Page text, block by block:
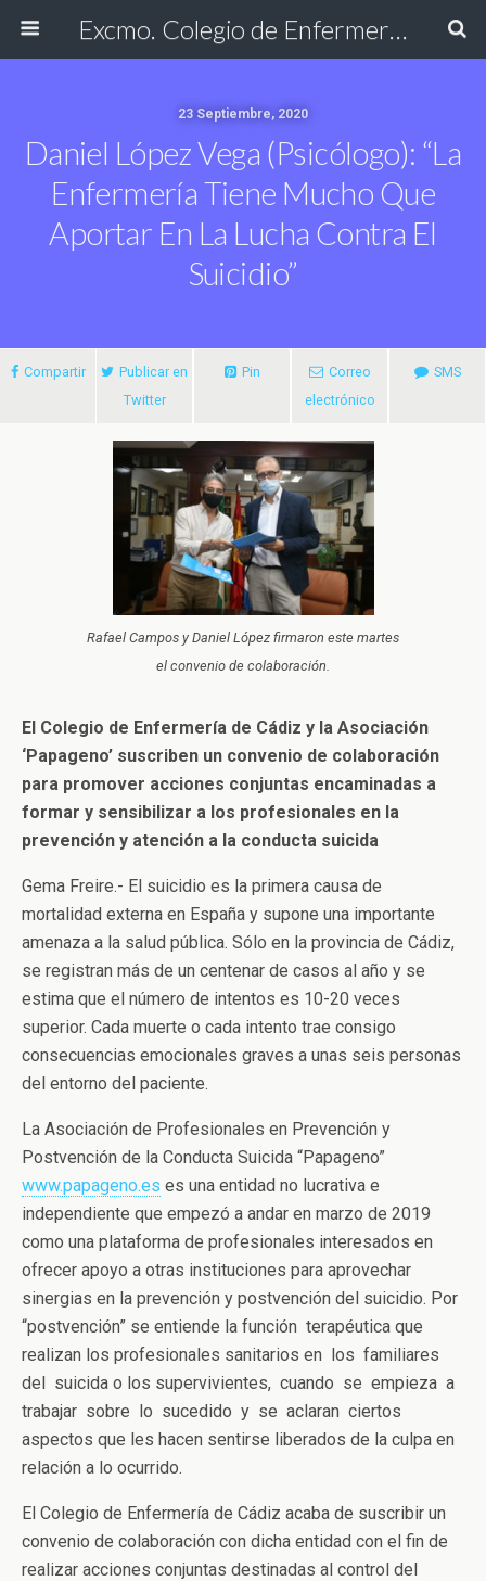
Excmo. Colegio de Enfermería de Cádiz
23 Septiembre, 2020
Daniel López Vega (psicólogo): “La
Enfermería Tiene Mucho Que
Aportar En La Lucha Contra El
Suicidio”
Compartir
Publicar en
Twitter
Pin
Correo
electrónico
SMS
Rafael Campos y Daniel López firmaron este martes
el convenio de colaboración.
El Colegio de Enfermería de Cádiz y la Asociación
‘Papageno’ suscriben un convenio de colaboración
para promover acciones conjuntas encaminadas a
formar y sensibilizar a los profesionales en la
prevención y atención a la conducta suicida
Gema Freire.- El suicidio es la primera causa de
mortalidad externa en España y supone una importante
amenaza a la salud pública. Sólo en la provincia de Cádiz,
se registran más de un centenar de casos al año y se
estima que el número de intentos es 10-20 veces
superior. Cada muerte o cada intento trae consigo
consecuencias emocionales graves a unas seis personas
del entorno del paciente.
La Asociación de Profesionales en Prevención y
Postvención de la Conducta Suicida “Papageno”
www.papageno.es es una entidad no lucrativa e
independiente que empezó a andar en marzo de 2019
como una plataforma de profesionales interesados en
ofrecer apoyo a otras instituciones para aprovechar
sinergias en la prevención y postvención del suicidio. Por
“postvención” se entiende la función terapéutica que
realizan los profesionales sanitarios en los familiares
del suicida o los supervivientes, cuando se empieza a
trabajar sobre lo sucedido y se aclaran ciertos
aspectos que les hacen sentirse liberados de la culpa en
relación a lo ocurrido.
El Colegio de Enfermería de Cádiz acaba de suscribir un
convenio de colaboración con dicha entidad con el fin de
realizar acciones conjuntas destinadas al control del